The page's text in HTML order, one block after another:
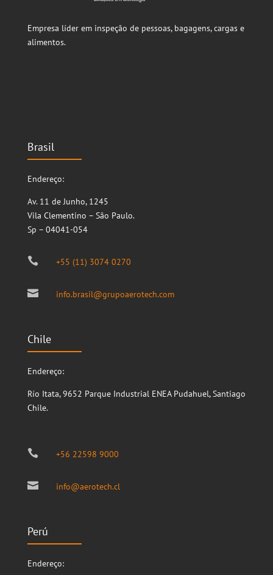
Empresa líder em inspeção de pessoas, bagagens, cargas e
alimentos.
Brasil
Endereço:
Av. 11 de Junho, 1245
Vila Clementino – São Paulo.
Sp – 04041-054
 +55 (11) 3074 0270
 info.brasil@grupoaerotech.com
Chile
Endereço:
Río Itata, 9652 Parque Industrial ENEA Pudahuel, Santiago
Chile.
 +56 22598 9000
 info@aerotech.cl
Perú
Endereço: